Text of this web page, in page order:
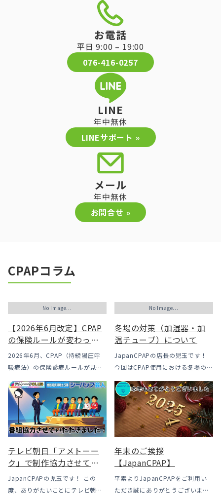
お電話
平日 9:00 – 19:00
076-416-0257
LINE
年中無休
LINEサポート »
メール
年中無休
お問合せ »
CPAPコラム
No Image...
【2026年6月改定】CPAP
の保険ルールが変わった
｜CPAPが使えなくなるか
も？変更のメリット・デ
う選択肢
2026年6月、CPAP（持続陽圧呼
吸療法）の保険診療ルールが見直
ルは下がった一方で、「続ける」
ための条件はこれまでより厳しく
なっています。この記事では、何
がどう変わったのかを患者様の立
場で […]
No Image...
冬場の対策（加湿器・加
温チューブ）について
JapanCPAPの店長の児玉です！
今回はCPAP使用における冬場のよ
露」についてのお話をさせて頂き
ます。 我々の拠点の北陸はCPAP
使用時に「乾燥・寒さ・結露」が
起こりやすい地域です、その […]
テレビ朝日「アメトーー
ク」で制作協力させてい
ただきました
JapanCPAPの児玉です！ この
度、ありがたいことにテレビ朝日
年末のご挨拶
【JapanCPAP】
平素よりJapanCPAPをご利用い
ただき誠にありがとうございま